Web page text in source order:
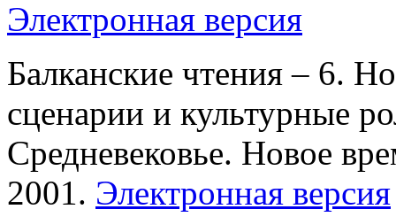
Электронная версия
Балканские чтения – 6.
сценарии и культурные
Средневековье. Новое
2001. Электронная версия